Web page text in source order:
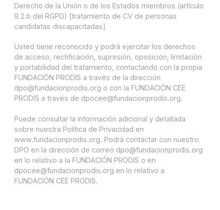
Derecho de la Unión o de los Estados miembros (artículo
9.2.b del RGPD) [tratamiento de CV de personas
candidatas discapacitadas]
Usted tiene reconocido y podrá ejercitar los derechos
de acceso, rectificación, supresión, oposición, limitación
y portabilidad del tratamiento, contactando con la propia
FUNDACIÓN PRODIS a través de la dirección
dpo@fundacionprodis.org o con la FUNDACIÓN CEE
PRODIS a través de dpocee@fundacionprodis.org.
Puede consultar la información adicional y detallada
sobre nuestra Política de Privacidad en
www.fundacionprodis.org. Podrá contactar con nuestro
DPO en la dirección de correo dpo@fundacionprodis.org
en lo relativo a la FUNDACIÓN PRODIS o en
dpocee@fundacionprodis.org en lo relativo a
FUNDACIÓN CEE PRODIS.